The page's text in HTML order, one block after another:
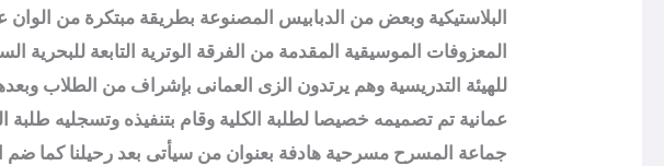
البلاستيكية وبعض من الدبابيس المصنوعة بطريقة مبتكرة من
المعزوفات الموسيقية المقدمة من الفرقة الوترية التابعة
عمانية تم تصميمه خصيصا لطلبة الكلية وقام بتنفيذه وتسجليه
جماعة المسرح مسرحية هادفة بعنوان من سيأتى بعد رحيلنا كما